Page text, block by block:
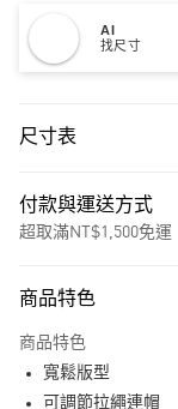
AI
找尺寸
尺寸表
付款與運送方式
超取滿NT$1,500免運
LINE Pay
商品特色
商品特色
寬鬆版型
可調節拉繩連帽